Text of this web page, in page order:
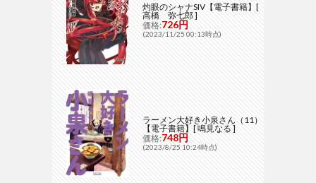
灼眼のシャナSIV【電子書籍】[
高橋 弥七郎 ]
価格:726円
(2023/11/25 00:13時点)
ラーメン大好き小泉さん（11）
【電子書籍】[ 鳴見なる ]
価格:748円
(2023/8/25 10:24時点)